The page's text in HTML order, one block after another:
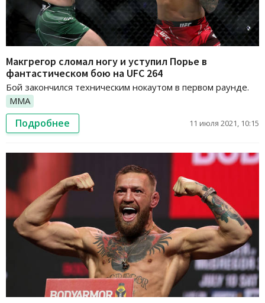
Макгрегор сломал ногу и уступил Порье в
фантастическом бою на UFC 264
Бой закончился техническим нокаутом в первом раунде.
ММА
Подробнее 11 июля 2021, 10:15